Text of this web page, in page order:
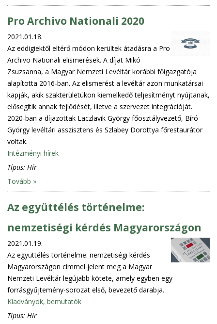
Pro Archivo Nationali 2020
2021.01.18.
Az eddigiektől eltérő módon kerültek átadásra a Pro
Archivo Nationali elismerések. A díjat Mikó
Zsuzsanna, a Magyar Nemzeti Levéltár korábbi főigazgatója
alapította 2016-ban. Az elismerést a levéltár azon munkatársai
kapják, akik szakterületükön kiemelkedő teljesítményt nyújtanak,
elősegítik annak fejlődését, illetve a szervezet integrációját.
2020-ban a díjazottak Laczlavik György főosztályvezető, Bíró
György levéltári asszisztens és Szlabey Dorottya főrestaurátor
voltak.
Intézményi hírek
Típus: Hír
Tovább »
Az együttélés történelme:
nemzetiségi kérdés Magyarországon
2021.01.19.
Az együttélés történelme: nemzetiségi kérdés
Magyarországon címmel jelent meg a Magyar
Nemzeti Levéltár legújabb kötete, amely egyben egy
forrásgyűjtemény-sorozat első, bevezető darabja.
Kiadványok, bemutatók
Típus: Hír